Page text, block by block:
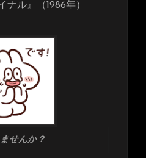
ナル』（1986年）
せんか？